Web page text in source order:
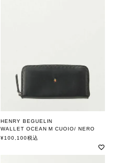
HENRY BEGUELIN
WALLET OCEAN M CUOIO/ NERO
MULTI OMINO
¥100,100税込